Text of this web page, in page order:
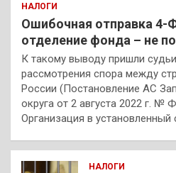
НАЛОГИ
Ошибочная отправка 4-
отделение фонда – не
К такому выводу пришли
рассмотрения спора между
России (Постановление АС
округа от 2 августа 2022 г. №
Организация в установленный
НАЛОГИ